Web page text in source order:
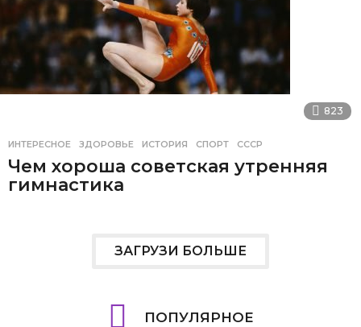
823
ИНТЕРЕСНОЕ ЗДОРОВЬЕ ,ИСТОРИЯ ,СПОРТ ,СССР
Чем хороша советская утренняя
гимнастика
ЗАГРУЗИ БОЛЬШЕ
ПОПУЛЯРНОЕ